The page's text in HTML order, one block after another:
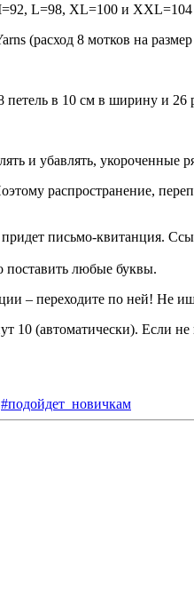
L=98, XL=100 и
(расход 8 мотков на
петель в 10 см в ширину и 26
и убавлять, укороченные
распространение,
письмо-квитанция.
поставить любые буквы.
– переходите по ней! Не
10 (автоматически).
#подойдет_новичкам